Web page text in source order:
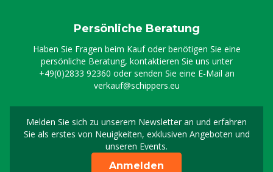
Persönliche Beratung
Haben Sie Fragen beim Kauf oder benötigen Sie eine
persönliche Beratung, kontaktieren Sie uns unter
+49(0)2833 92360 oder senden Sie eine E-Mail an
verkauf@schippers.eu
Melden Sie sich zu unserem Newsletter an und erfahren
Sie als erstes von Neuigkeiten, exklusiven Angeboten und
unseren Events.
Melden Sie sich für
Anmelden